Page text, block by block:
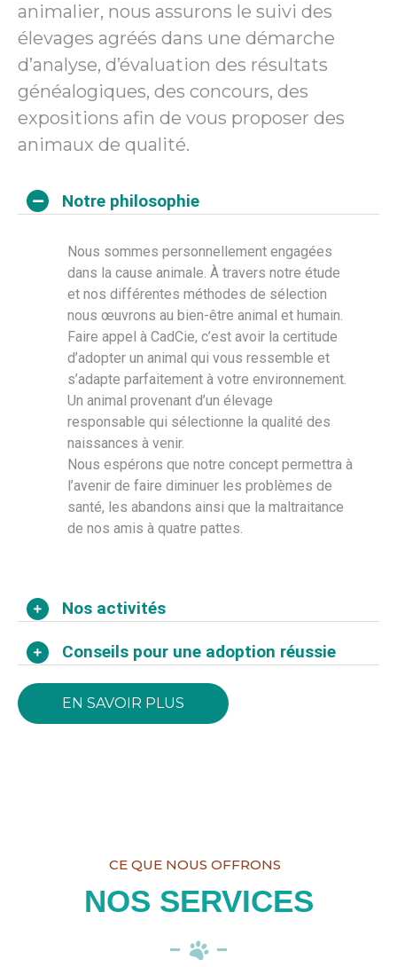
animalier, nous assurons le suivi des
élevages agréés dans une démarche
d’analyse, d’évaluation des résultats
généalogiques, des concours, des
expositions afin de vous proposer des
animaux de qualité.
Notre philosophie
Nous sommes personnellement engagées
dans la cause animale. À travers notre étude
et nos différentes méthodes de sélection
nous œuvrons au bien-être animal et humain.
Faire appel à CadCie, c’est avoir la certitude
d’adopter un animal qui vous ressemble et
s’adapte parfaitement à votre environnement.
Un animal provenant d’un élevage
responsable qui sélectionne la qualité des
naissances à venir.
Nous espérons que notre concept permettra à
l’avenir de faire diminuer les problèmes de
santé, les abandons ainsi que la maltraitance
de nos amis à quatre pattes.
Nos activités
Conseils pour une adoption réussie
EN SAVOIR PLUS
CE QUE NOUS OFFRONS
NOS SERVICES